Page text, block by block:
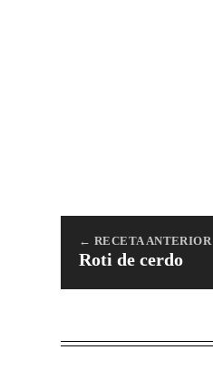
← RECETA ANTERIOR
Roti de cerdo